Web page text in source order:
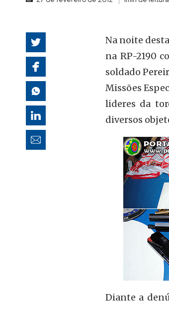
Na noite
na RP-2190
soldado
Missões
lideres da
diversos
Diante a